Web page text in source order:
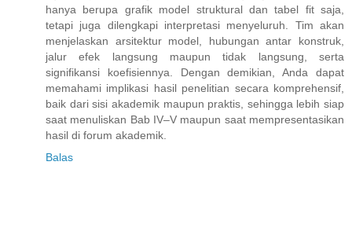
hanya berupa grafik model struktural dan tabel fit saja,
tetapi juga dilengkapi interpretasi menyeluruh. Tim akan
menjelaskan arsitektur model, hubungan antar konstruk,
jalur efek langsung maupun tidak langsung, serta
signifikansi koefisiennya. Dengan demikian, Anda dapat
memahami implikasi hasil penelitian secara komprehensif,
baik dari sisi akademik maupun praktis, sehingga lebih siap
saat menuliskan Bab IV–V maupun saat mempresentasikan
hasil di forum akademik.
Balas